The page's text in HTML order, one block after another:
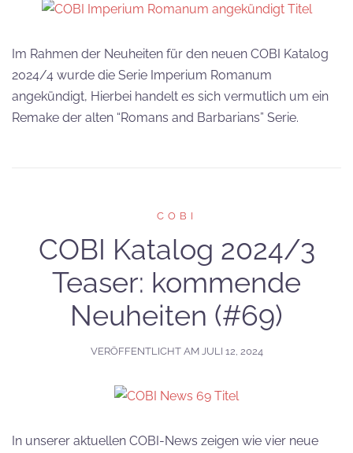
Im Rahmen der Neuheiten für den neuen COBI Katalog
2024/4 wurde die Serie Imperium Romanum
angekündigt, Hierbei handelt es sich vermutlich um ein
Remake der alten “Romans and Barbarians” Serie.
COBI
COBI Katalog 2024/3
Teaser: kommende
Neuheiten (#69)
VERÖFFENTLICHT AM JULI 12, 2024
In unserer aktuellen COBI-News zeigen wie vier neue